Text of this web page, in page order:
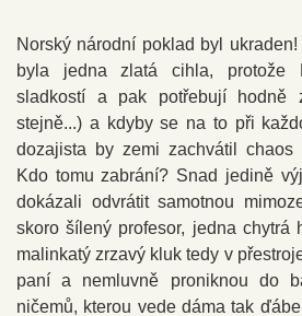
Norský národní poklad byl
byla jedna zlatá cihla, protože
sladkostí a pak potřebují hodně
stejně...) a kdyby se na to při
dozajista by zemi zachvátil
Kdo tomu zabrání? Snad jedině
dokázali odvrátit samotnou
skoro šílený profesor, jedna chytrá
malinkatý zrzavý kluk tedy v
paní a nemluvně proniknou do
ničemů, kterou vede dáma tak